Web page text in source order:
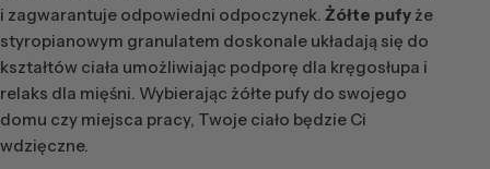
i zagwarantuje odpowiedni odpoczynek. Żółte pufy że
styropianowym granulatem doskonale układają się do
kształtów ciała umożliwiając podporę dla kręgosłupa i
relaks dla mięśni. Wybierając żółte pufy do swojego
domu czy miejsca pracy, Twoje ciało będzie Ci
wdzięczne.